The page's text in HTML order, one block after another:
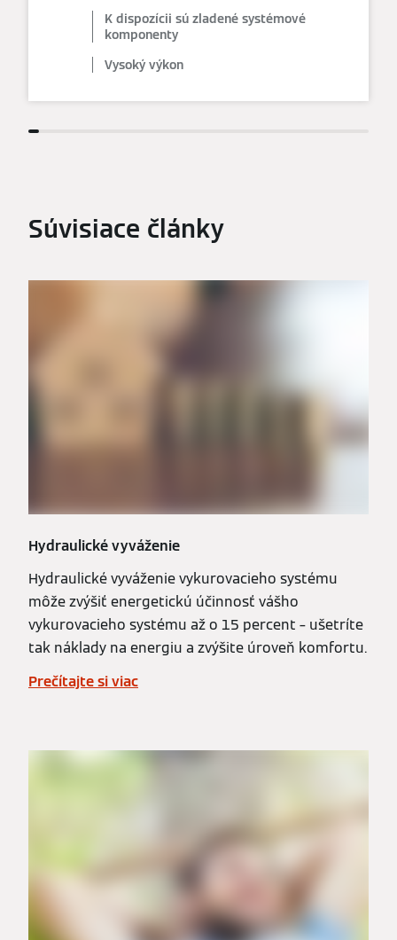
K dispozícii sú zladené systémové
komponenty
Vysoký výkon
Súvisiace články
Hydraulické vyváženie
Hydraulické vyváženie vykurovacieho systému
môže zvýšiť energetickú účinnosť vášho
vykurovacieho systému až o 15 percent – ušetríte
tak náklady na energiu a zvýšite úroveň komfortu.
Prečítajte si viac